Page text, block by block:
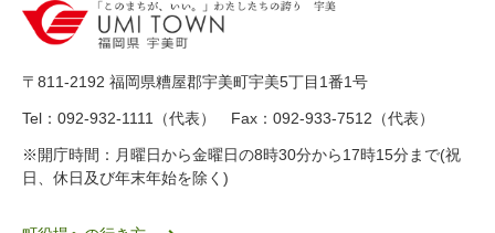
-
8
-
5
5
ク
〒811-2192 福岡県糟屋郡宇美町宇美5丁目1番1号
Tel：092-932-1111（代表） Fax：092-933-7512（代表）
※開庁時間：月曜日から金曜日の8時30分から17時15分まで(祝
日、休日及び年末年始を除く)